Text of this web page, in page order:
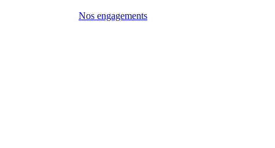
Nos engagements